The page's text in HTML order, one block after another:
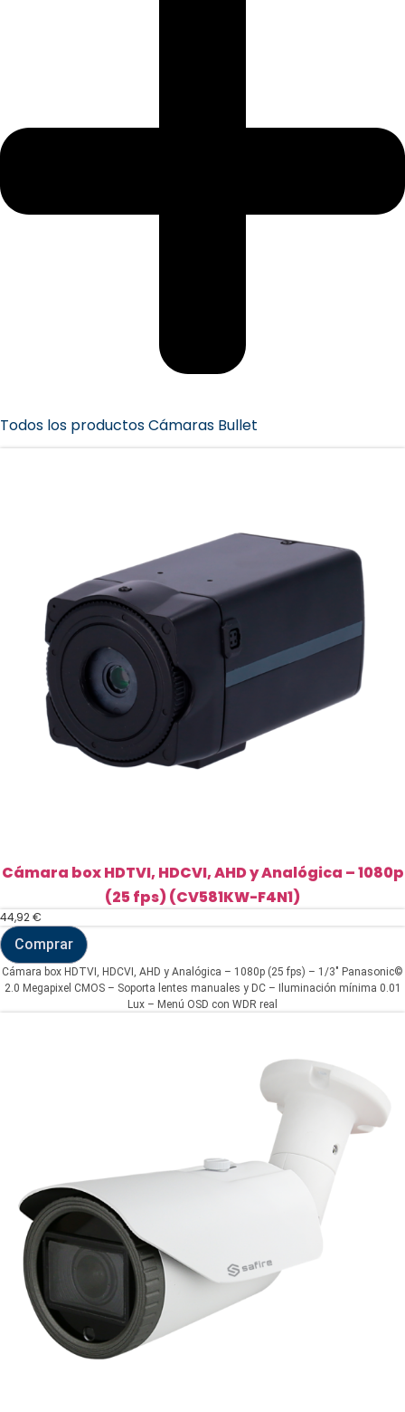
Todos los productos Cámaras Bullet
Cámara box HDTVI, HDCVI, AHD y Analógica – 1080p
(25 fps) (CV581KW-F4N1)
44,92€
Cámara
box
HDTVI,
HDCVI,
AHD
Comprar
Cámara box HDTVI, HDCVI, AHD y Analógica – 1080p (25 fps) – 1/3" Panasonic©
2.0 Megapixel CMOS – Soporta lentes manuales y DC – Iluminación mínima 0.01
Lux – Menú OSD con WDR real